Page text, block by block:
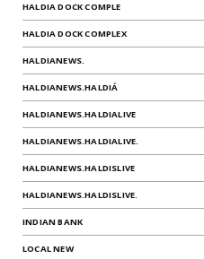
HALDIA DOCK COMPLE
HALDIA DOCK COMPLEX
HALDIANEWS.
HALDIANEWS.HALDIÁ
HALDIANEWS.HALDIALIVE
HALDIANEWS.HALDIALIVE.
HALDIANEWS.HALDISLIVE
HALDIANEWS.HALDISLIVE.
INDIAN BANK
LOCAL NEW